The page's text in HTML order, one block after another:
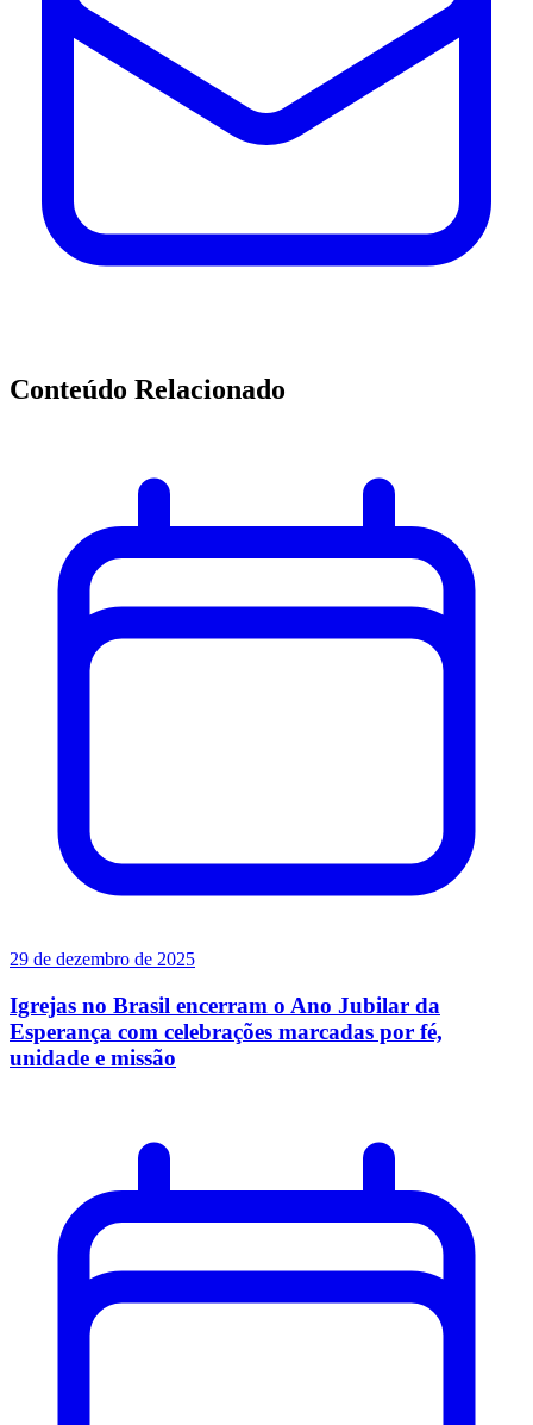
Conteúdo Relacionado
29 de dezembro de 2025
Igrejas no Brasil encerram o Ano Jubilar da
Esperança com celebrações marcadas por fé,
unidade e missão